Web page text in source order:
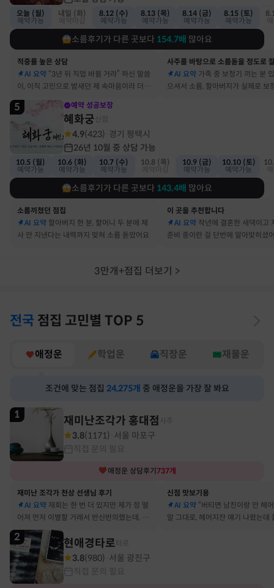
오늘 (월)
예약가능
내일 (화)
8.12 (수)
예약가능
8.13 (목)
예약가능
8.14 (금)
예약가능
8.15 (토)
예약가능
소름후기가 다른 곳보다 154.7배 많아요
적중률 높은 상담
AI 요약 “3년 뒤 직업 바뀔 거라” 하신 말씀
이, 이직 고민으로 밤새던 제 속마음이라 더 신
기했어요
AI 요약 가족 중 보청기 끼는 분
으셔서 소름, 할아버지가 실제로 보
5 예약 성공보장
혜화궁
4.9(423) 경기 평택시
26년 10월 중 상담 가능
10.5 (월)
예약가능
10.6 (화)
예약가능
10.7 (수)
예약가능
10.8 (목)
10.9 (금)
예약가능
10.10 (토)
예약가능
소름후기가 다른 곳보다 143.4배 많아요
소름끼쳤던 점집
AI 요약 할아버지 한 분, 할머니 두 분에 제
사 안 지낸다는 내력까지 맞혀 소름 돋았어요
이 곳을 추천합니다
AI 요약 작년에 결혼한 새댁이고
준비 중이란 걸 단번에 알아맞히셨
3만개+점집 더보기 >
전국 점집 고민별 TOP 5
애정운 학업운 직장운 재물운
조건에 맞는 점집 24,275개 중 애정운을 가장 잘 봐요
1 재미난조각가 홍대점
3.8(1171) 서울 마포구
애정운 상담후기 737개
재미난 조각가 천상 선생님 후기
AI 요약 재회는 한 번 더 있지만 제가 정 떨
어져 먼저 이별할 거래서 반신반의했는데, 정
말 재회 후 제가 먼저 헤어지자고 했어요
신점 맛보기용
AI 요약 “버티면 남친이랑 안 헤
말 그대로, 헤어지잔 얘기 나왔는데
2 현애경타로
3.8(980) 서울 광진구